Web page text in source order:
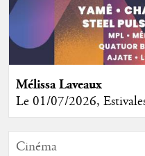
Mélissa Laveaux
Le 01/07/2026,
Cinéma